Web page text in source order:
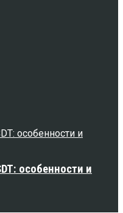
особенности и